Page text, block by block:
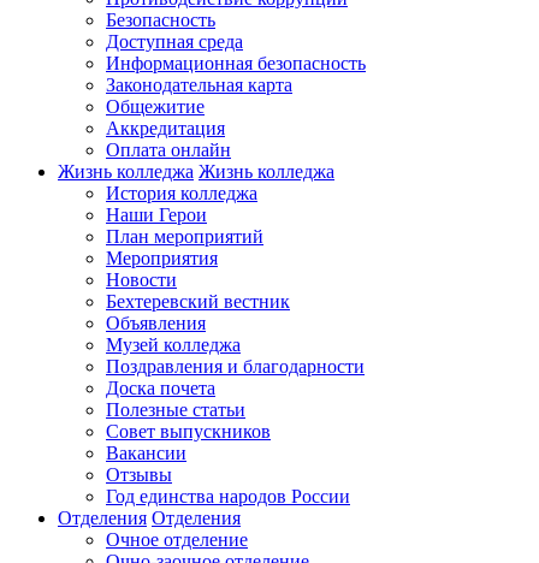
Безопасность
Доступная среда
Информационная безопасность
Законодательная карта
Общежитие
Аккредитация
Оплата онлайн
Жизнь колледжа Жизнь колледжа
История колледжа
Наши Герои
План мероприятий
Мероприятия
Новости
Бехтеревский вестник
Объявления
Музей колледжа
Поздравления и благодарности
Доска почета
Полезные статьи
Совет выпускников
Вакансии
Отзывы
Год единства народов России
Отделения Отделения
Очное отделение